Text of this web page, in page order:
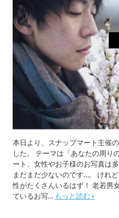
本日より、スナップマート主催
した。 テーマは「あなたの周り
ート、女性やお子様のお写真は
まだまだ少ないのです…。 けれ
性がたくさんいるはず！ 老若男
ているお写… もっと読む »